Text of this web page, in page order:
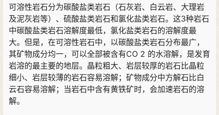
可溶性岩石分为碳酸盐类岩石（石灰岩、白云岩、大理岩
及泥灰岩等）、硫酸盐类岩石和氯化盐类岩石。这3种岩石
中碳酸盐类岩石溶解度最低，氯化盐类岩石的溶解度最
大。但是，在可溶性岩石中，以碳酸盐类岩石分布最广，
其矿物成分均一，可以全部被含有CO 2 的水溶解，是发育
岩溶的最主要的地层。晶粒粗大、岩层较厚的岩石比晶粒
细小、岩层较薄的岩石容易溶解；矿物成分中方解石比白
云石容易溶解；当岩石中含有黄铁矿时，会加速岩石的溶
解。